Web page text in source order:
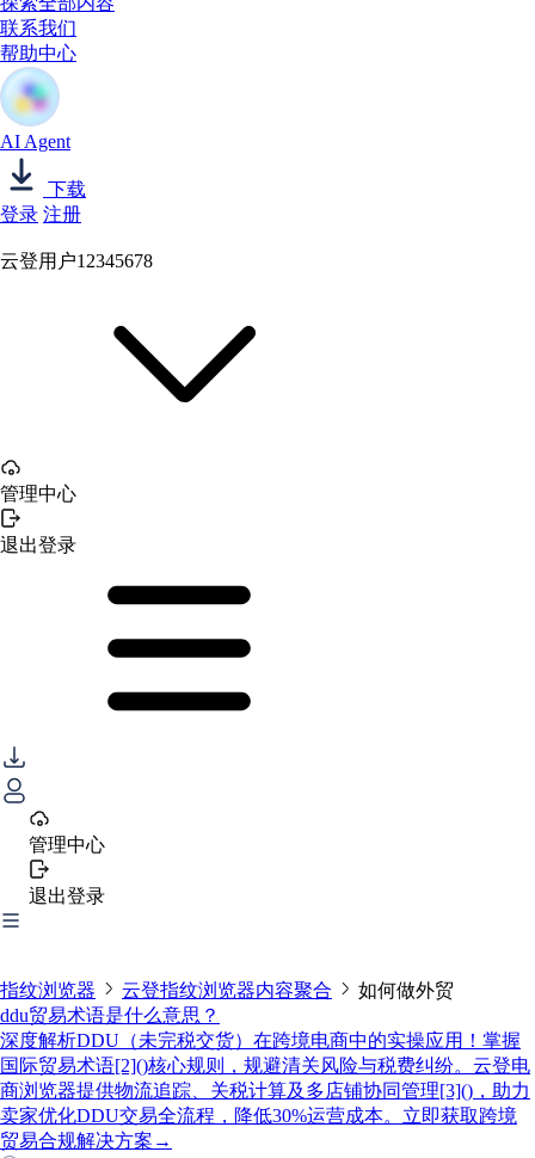
联系我们
帮助中心
AI Agent
下载
登录 注册
云登用户12345678
管理中心
退出登录
管理中心
退出登录
指纹浏览器 云登指纹浏览器内容聚合
如何做外贸
ddu贸易术语是什么意思？
深度解析DDU（未完税交货）在跨境电商中的实操应用！掌握
国际贸易术语[2]()核心规则，规避清关风险与税费纠纷。云登电
商浏览器提供物流追踪、关税计算及多店铺协同管理[3]()，助力
卖家优化DDU交易全流程，降低30%运营成本。立即获取跨境
贸易合规解决方案→